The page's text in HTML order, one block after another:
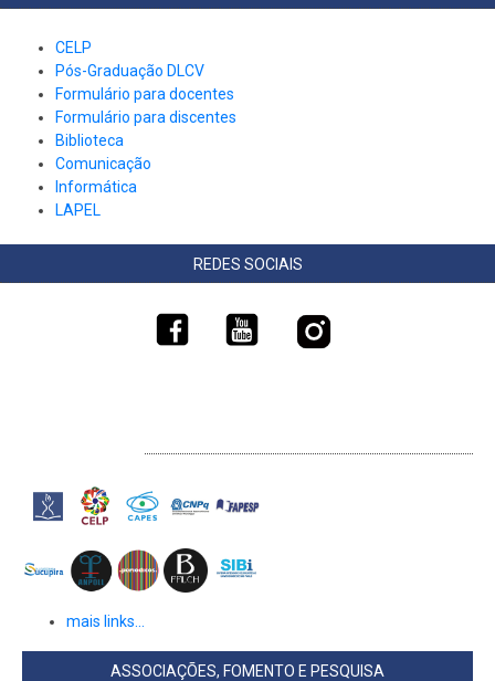
CELP
Pós-Graduação DLCV
Formulário para docentes
Formulário para discentes
Biblioteca
Comunicação
Informática
LAPEL
REDES SOCIAIS
mais links...
ASSOCIAÇÕES, FOMENTO E PESQUISA